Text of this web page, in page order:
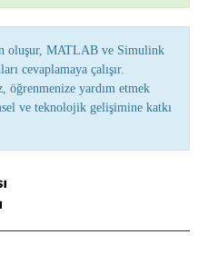
oluşur, MATLAB ve Simulink
cevaplamaya çalışır.
öğrenmenize yardım etmek
ve teknolojik gelişimine katkı